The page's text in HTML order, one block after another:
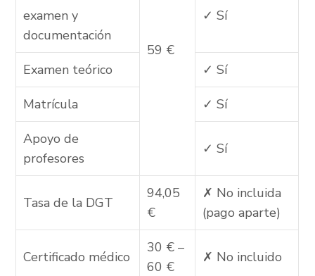
59 €
examen y
documentación
✓ Sí
Examen teórico ✓ Sí
Matrícula ✓ Sí
Apoyo de
profesores
✓ Sí
Tasa de la DGT
94,05
€
✗ No incluida
(pago aparte)
Certificado médico
30 € –
60 €
✗ No incluido